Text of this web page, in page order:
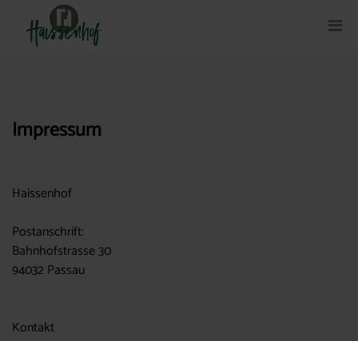
Impressum
Haissenhof
Postanschrift:
Bahnhofstrasse 30
94032 Passau
Kontakt